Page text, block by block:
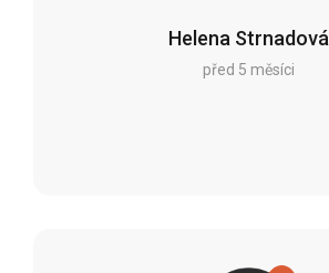
Helena Strnadová
před 5 měsíci